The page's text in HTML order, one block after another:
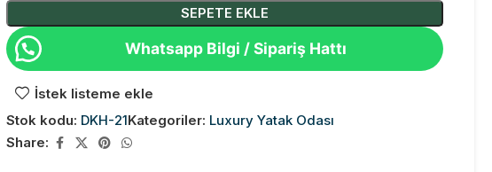
SEPETE EKLE
Whatsapp Bilgi / Sipariş Hattı
İstek listeme ekle
Stok kodu: DKH-21Kategoriler: Luxury Yatak Odası
Share: